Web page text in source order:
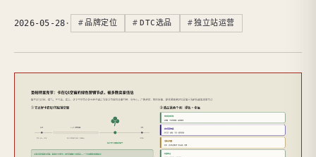
2026-05-28 · 品牌定位 DTC选品 独立站运营